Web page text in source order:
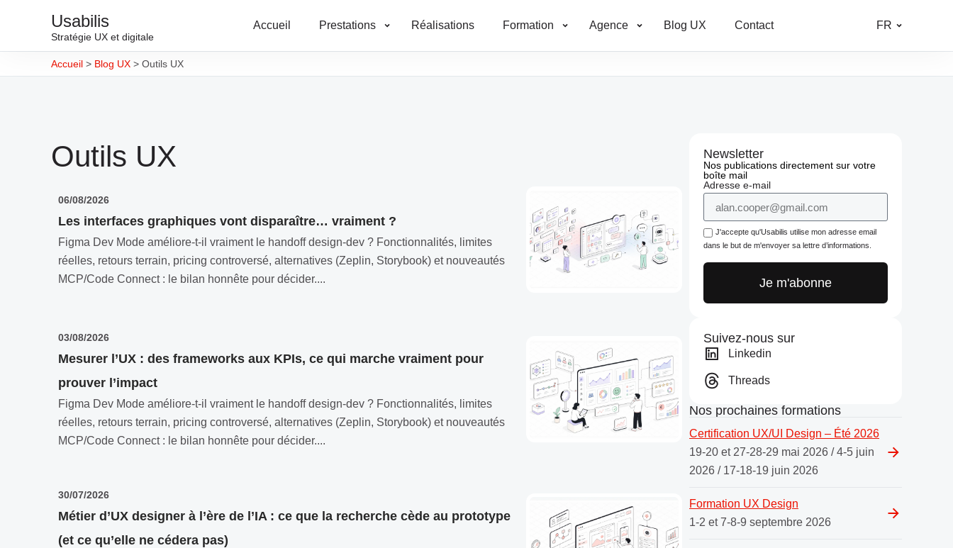
Usabilis
Stratégie UX et digitale
Accueil Prestations Réalisations Formation Agence Blog UX Contact FR
Accueil > Blog UX > Outils UX
Outils UX
06/08/2026
Les interfaces graphiques vont disparaître… vraiment ?
Figma Dev Mode améliore-t-il vraiment le handoff design-dev ? Fonctionnalités, limites
réelles, retours terrain, pricing controversé, alternatives (Zeplin, Storybook) et nouveautés
MCP/Code Connect : le bilan honnête pour décider....
03/08/2026
Mesurer l’UX : des frameworks aux KPIs, ce qui marche vraiment pour
prouver l’impact
Figma Dev Mode améliore-t-il vraiment le handoff design-dev ? Fonctionnalités, limites
réelles, retours terrain, pricing controversé, alternatives (Zeplin, Storybook) et nouveautés
MCP/Code Connect : le bilan honnête pour décider....
30/07/2026
Métier d’UX designer à l’ère de l’IA : ce que la recherche cède au prototype
(et ce qu’elle ne cédera pas)
Newsletter
Nos publications directement sur votre
boîte mail
Adresse e-mail
J'accepte qu'Usabilis utilise mon adresse email
dans le but de m'envoyer sa lettre d’informations.
Je m'abonne
Suivez-nous sur
Linkedin
Threads
Nos prochaines formations
Certification UX/UI Design – Été 2026
19-20 et 27-28-29 mai 2026 / 4-5 juin
2026 / 17-18-19 juin 2026
Formation UX Design
1-2 et 7-8-9 septembre 2026